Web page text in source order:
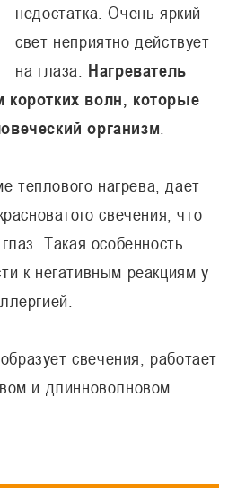
недостатка. Очень яркий
свет неприятно действует
на глаза. Нагреватель
коротких волн, которые
организм
теплового нагрева, дает
свечения, что
Такая особенность
к негативным реакциям у
свечения, работает
и длинноволновом